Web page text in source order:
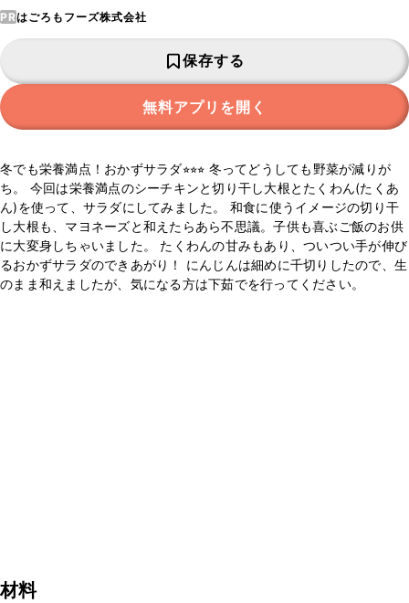
PRはごろもフーズ株式会社
保存する
無料アプリを開く
冬でも栄養満点！おかずサラダ⭐︎⭐︎⭐︎ 冬ってどうしても野菜が減りが
ち。 今回は栄養満点のシーチキンと切り干し大根とたくわん(たくあ
ん)を使って、サラダにしてみました。 和食に使うイメージの切り干
し大根も、マヨネーズと和えたらあら不思議。子供も喜ぶご飯のお供
に大変身しちゃいました。 たくわんの甘みもあり、ついつい手が伸び
るおかずサラダのできあがり！ にんじんは細めに千切りしたので、生
のまま和えましたが、気になる方は下茹でを行ってください。
材料